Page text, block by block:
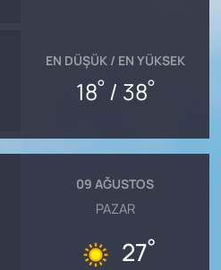
EN DÜŞÜK / EN YÜKSEK
18°/ 38°
09 AĞUSTOS
PAZAR
27°